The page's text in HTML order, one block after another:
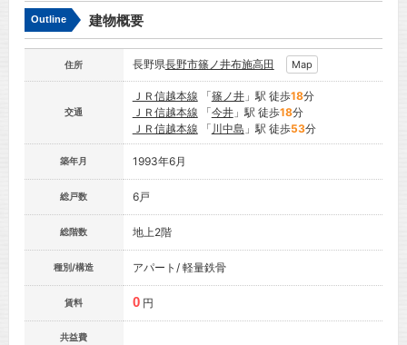
Outline 建物概要
住所 長野県長野市篠ノ井布施高田 Map
交通
ＪＲ信越本線 「篠ノ井」駅 徒歩18分
ＪＲ信越本線 「今井」駅 徒歩18分
ＪＲ信越本線 「 川中島 」駅 徒歩53分
築年月 1993年6月
総戸数 6戸
総階数 地上2階
種別/構造 アパート/ 軽量鉄骨
賃料 0 円
共益費